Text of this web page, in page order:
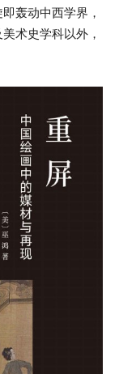
轰动中西学界，
术史学科以外，